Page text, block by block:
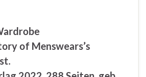
of Menswears’s